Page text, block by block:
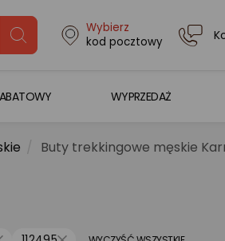
Wybierz
kod pocztowy
WYPRZEDAŻ
Buty trekkingowe męskie